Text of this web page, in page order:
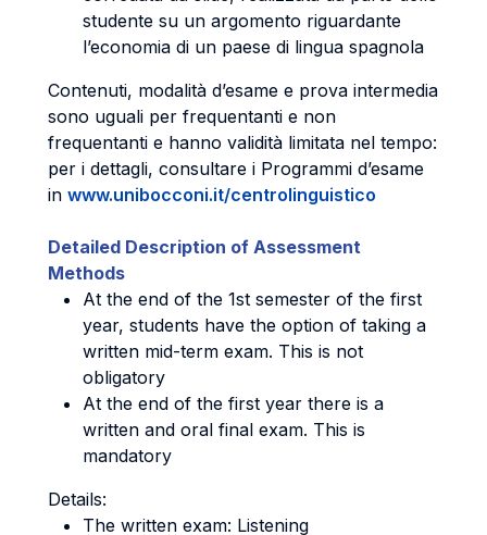
studente su un argomento riguardante
l’economia di un paese di lingua spagnola
Contenuti, modalità d’esame e prova intermedia
sono uguali per frequentanti e non
frequentanti e hanno validità limitata nel tempo:
per i dettagli, consultare i Programmi d’esame
in www.unibocconi.it/centrolinguistico
Detailed Description of Assessment
Methods
At the end of the 1st semester of the first
year, students have the option of taking a
written mid-term exam. This is not
obligatory
At the end of the first year there is a
written and oral final exam. This is
mandatory
Details:
The written exam: Listening